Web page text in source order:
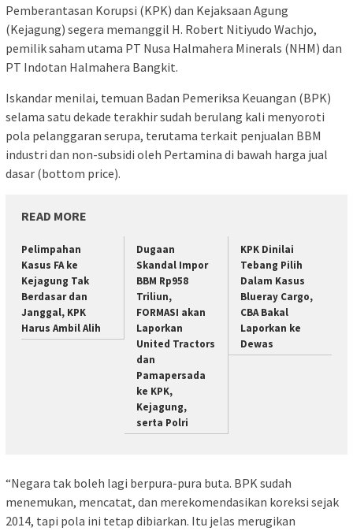
Pemberantasan Korupsi (KPK) dan Kejaksaan Agung
(Kejagung) segera memanggil H. Robert Nitiyudo Wachjo,
pemilik saham utama PT Nusa Halmahera Minerals (NHM) dan
PT Indotan Halmahera Bangkit.
Iskandar menilai, temuan Badan Pemeriksa Keuangan (BPK)
selama satu dekade terakhir sudah berulang kali menyoroti
pola pelanggaran serupa, terutama terkait penjualan BBM
industri dan non-subsidi oleh Pertamina di bawah harga jual
dasar (bottom price).
READ MORE
Pelimpahan
Kasus FA ke
Kejagung Tak
Berdasar dan
Janggal, KPK
Harus Ambil Alih
Dugaan
Skandal Impor
BBM Rp958
Triliun,
FORMASI akan
Laporkan
United Tractors
dan
Pamapersada
ke KPK,
Kejagung,
serta Polri
KPK Dinilai
Tebang Pilih
Dalam Kasus
Blueray Cargo,
CBA Bakal
Laporkan ke
Dewas
“Negara tak boleh lagi berpura-pura buta. BPK sudah
menemukan, mencatat, dan merekomendasikan koreksi sejak
2014, tapi pola ini tetap dibiarkan. Itu jelas merugikan